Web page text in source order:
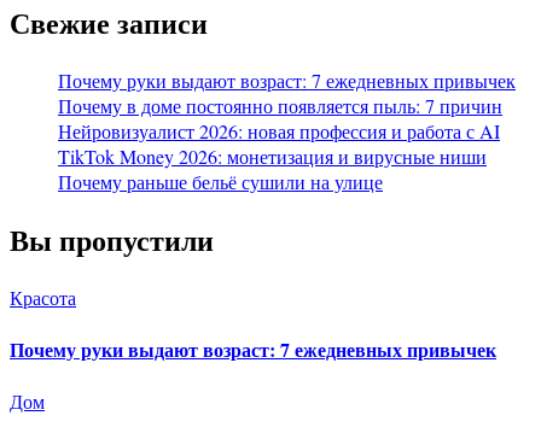
Свежие записи
Почему руки выдают возраст: 7 ежедневных привычек
Почему в доме постоянно появляется пыль: 7 причин
Нейровизуалист 2026: новая профессия и работа с AI
TikTok Money 2026: монетизация и вирусные ниши
Почему раньше бельё сушили на улице
Вы пропустили
Красота
Почему руки выдают возраст: 7 ежедневных привычек
Дом